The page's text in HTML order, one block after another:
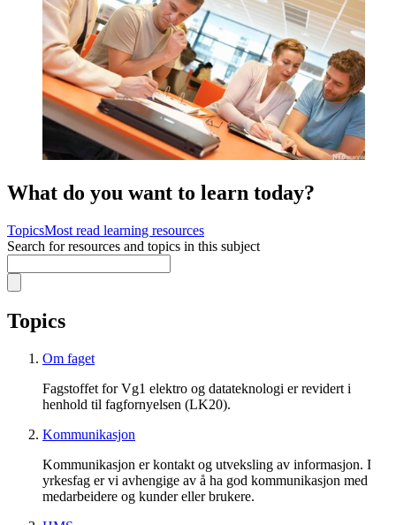
What do you want to learn today?
TopicsMost read learning resources
Search for resources and topics in this subject
Topics
Om faget
Fagstoffet for Vg1 elektro og datateknologi er revidert i
henhold til fagfornyelsen (LK20).
Kommunikasjon
Kommunikasjon er kontakt og utveksling av informasjon. I
yrkesfag er vi avhengige av å ha god kommunikasjon med
medarbeidere og kunder eller brukere.